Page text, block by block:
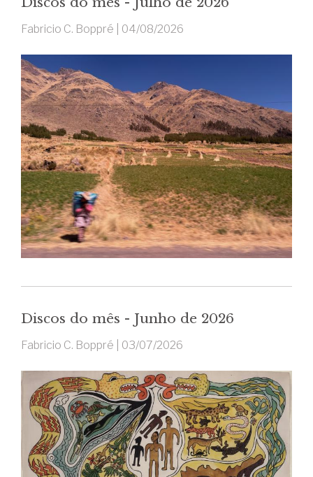
Fabricio C. Boppré | 04/08/2026
Discos do mês - Junho de 2026
Fabricio C. Boppré | 03/07/2026